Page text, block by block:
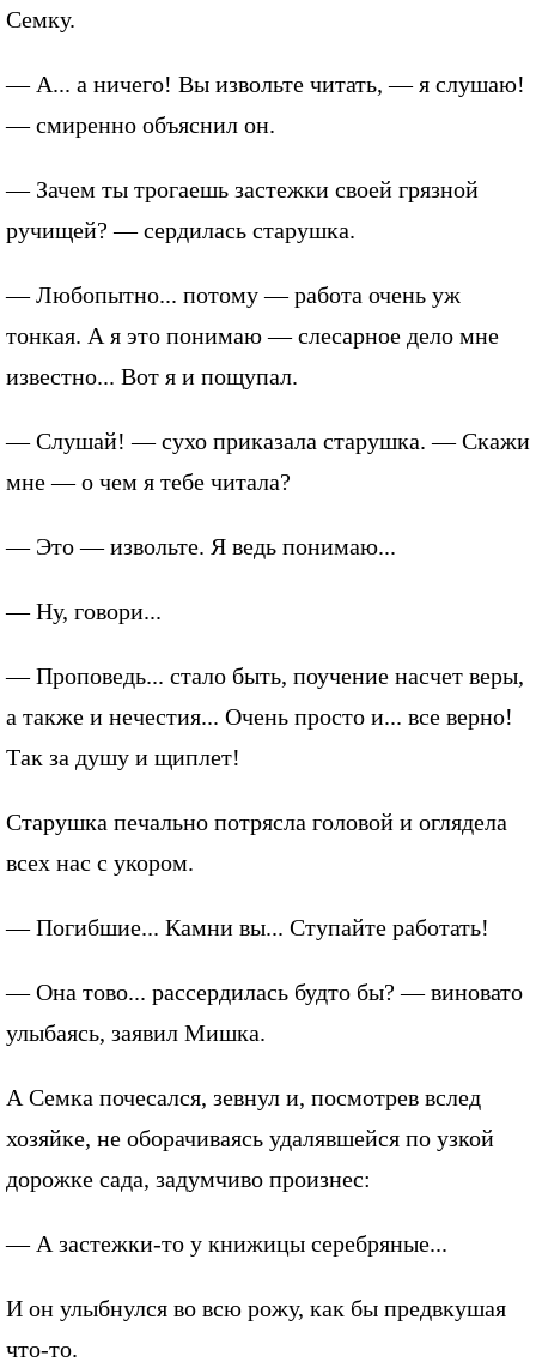
Семку.
— А... а ничего! Вы извольте читать, — я слушаю!
— смиренно объяснил он.
— Зачем ты трогаешь застежки своей грязной
ручищей? — сердилась старушка.
— Любопытно... потому — работа очень уж
тонкая. А я это понимаю — слесарное дело мне
известно... Вот я и пощупал.
— Слушай! — сухо приказала старушка. — Скажи
мне — о чем я тебе читала?
— Это — извольте. Я ведь понимаю...
— Ну, говори...
— Проповедь... стало быть, поучение насчет веры,
а также и нечестия... Очень просто и... все верно!
Так за душу и щиплет!
Старушка печально потрясла головой и оглядела
всех нас с укором.
— Погибшие... Камни вы... Ступайте работать!
— Она тово... рассердилась будто бы? — виновато
улыбаясь, заявил Мишка.
А Семка почесался, зевнул и, посмотрев вслед
хозяйке, не оборачиваясь удалявшейся по узкой
дорожке сада, задумчиво произнес:
— А застежки-то у книжицы серебряные...
И он улыбнулся во всю рожу, как бы предвкушая
что-то.